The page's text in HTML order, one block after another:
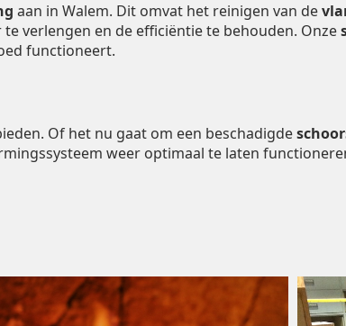
aan in Walem. Dit omvat het reinigen van de
verlengen en de efficiëntie te behouden. Onze
functioneert.
Of het nu gaat om een beschadigde
weer optimaal te laten